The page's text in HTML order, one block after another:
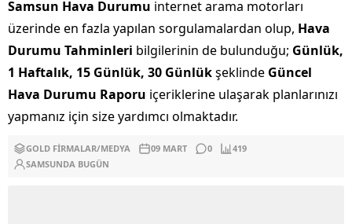
Samsun Hava Durumu internet arama motorları
üzerinde en fazla yapılan sorgulamalardan olup, Hava
Durumu Tahminleri bilgilerinin de bulunduğu; Günlük,
1 Haftalık, 15 Günlük, 30 Günlükşeklinde Güncel
Hava Durumu Raporu içeriklerine ulaşarak planlarınızı
yapmanız için size yardımcı olmaktadır.
GOLD FIRMALAR/MEDYA 09 MART 0
419
SAMSUNDA BUGÜN